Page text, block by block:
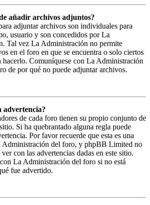
añadir archivos adjuntos?
adjuntar archivos son individuales para
usuario y son concedidos por La
Tal vez La Administración no permite
en el foro en que se encuentra o solo ciertos
hacerlo. Comuníquese con La Administración
de por qué no puede adjuntar archivos.
advertencia?
de cada foro tienen su propio conjunto de
Si ha quebrantado alguna regla puede
Por favor recuerde que esta es una
Administración del foro, y phpBB Limited no
con las advertencias dadas en este sitio.
La Administración del foro si no está
fue advertido.